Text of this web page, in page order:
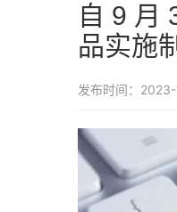
自 9 月
品实施
发布时间：